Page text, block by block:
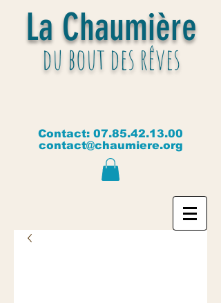
La Chaumière
du bout des rêves
Contact: 07.85.42.13.00
contact@chaumiere.org